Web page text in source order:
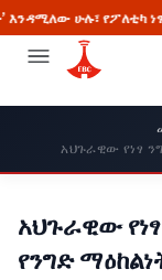
የፖለቲካ ነፃነት ወደ
አህጉራዊው የነፃ
አህጉራዊው
የንግድ